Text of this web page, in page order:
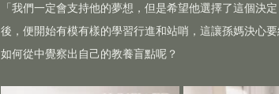
「我們一定會支持他的夢想，但是希望他選擇了這個決
後，便開始有模有樣的學習行進和站哨，這讓孫媽決心
如何從中覺察出自己的教養盲點呢？